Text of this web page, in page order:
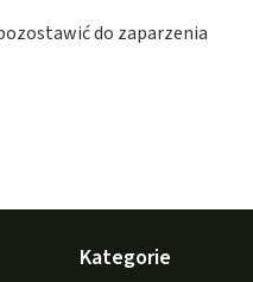
do zaparzenia
Kategorie